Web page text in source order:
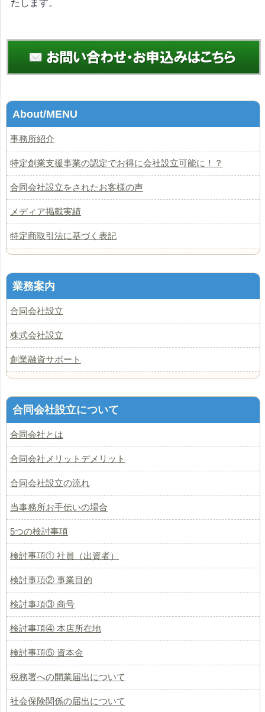
たします。
About/MENU
事務所紹介
特定創業支援事業の認定でお得に会社設立可能に！？
合同会社設立をされたお客様の声
メディア掲載実績
特定商取引法に基づく表記
業務案内
合同会社設立
株式会社設立
創業融資サポート
合同会社設立について
合同会社とは
合同会社メリットデメリット
合同会社設立の流れ
当事務所お手伝いの場合
5つの検討事項
検討事項① 社員（出資者）
検討事項② 事業目的
検討事項③ 商号
検討事項④ 本店所在地
検討事項⑤ 資本金
税務署への開業届出について
社会保険関係の届出について